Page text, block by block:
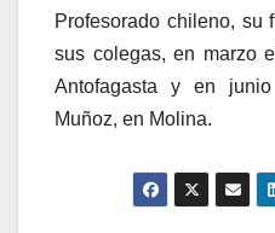
Profesorado chileno,
sus colegas, en marzo
Antofagasta y en
Muñoz, en Molina.